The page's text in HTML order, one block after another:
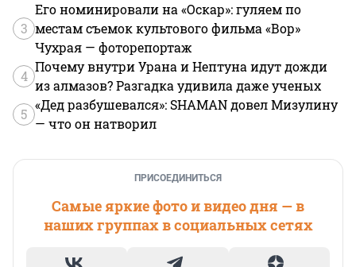
3
Его номинировали на «Оскар»: гуляем по
местам съемок культового фильма «Вор»
Чухрая — фоторепортаж
4
Почему внутри Урана и Нептуна идут дожди
из алмазов? Разгадка удивила даже ученых
5
«Дед разбушевался»: SHAMAN довел Мизулину
— что он натворил
ПРИСОЕДИНИТЬСЯ
Самые яркие фото и видео дня — в
наших группах в социальных сетях